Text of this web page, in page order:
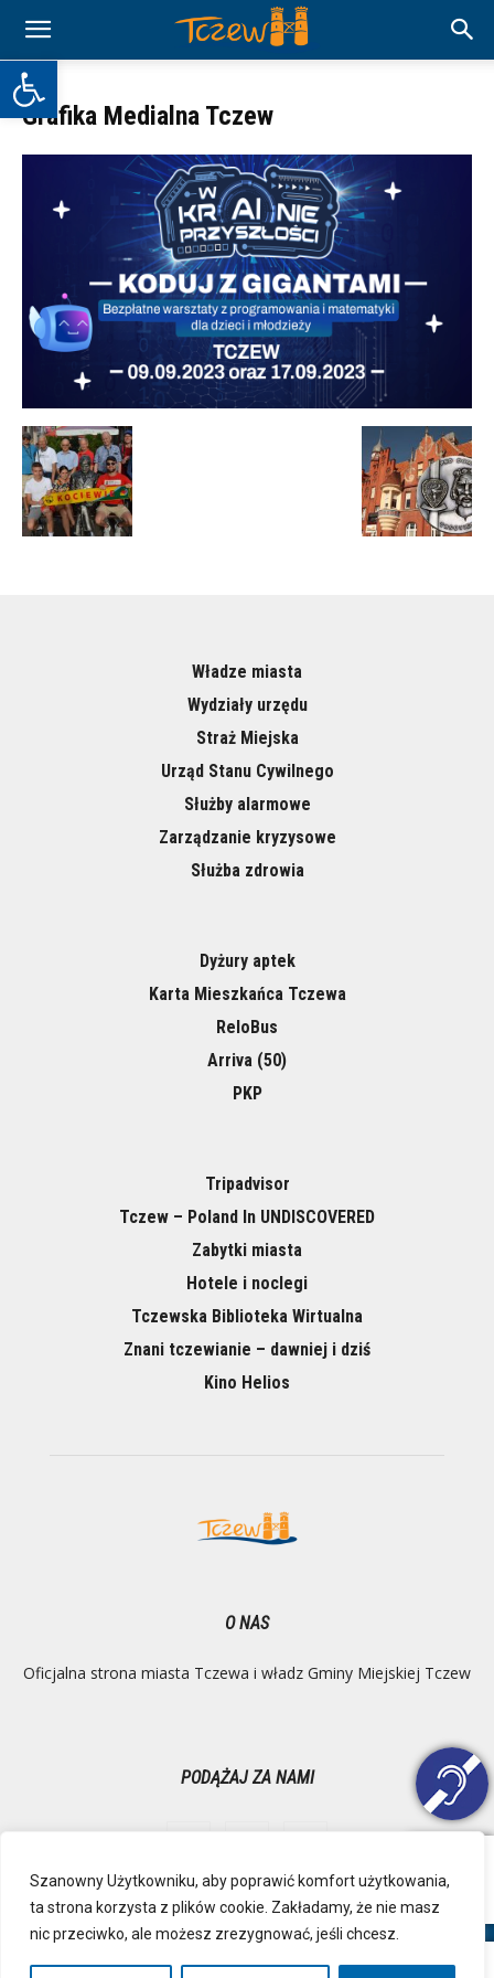
Otwórz pasek narzędzi
Szanowny Użytkowniku, aby poprawić komfort użytkowania,
ta strona korzysta z plików cookie. Zakładamy, że nie masz
nic przeciwko, ale możesz zrezygnować, jeśli chcesz.
Grafika Medialna Tczew
Władze miasta
Wydziały urzędu
Straż Miejska
Urząd Stanu Cywilnego
Służby alarmowe
Zarządzanie kryzysowe
Służba zdrowia
Dyżury aptek
Karta Mieszkańca Tczewa
ReloBus
Arriva (50)
PKP
Tripadvisor
Tczew – Poland In UNDISCOVERED
Zabytki miasta
Hotele i noclegi
Tczewska Biblioteka Wirtualna
Znani tczewianie – dawniej i dziś
Kino Helios
O NAS
Oficjalna strona miasta Tczewa i władz Gminy Miejskiej Tczew
PODĄŻAJ ZA NAMI
Ochrona danych osobowych
Inspektor Danych Osobowych
Polityka Prywatności
Deklaracja dostępności
RSS
Kontakt